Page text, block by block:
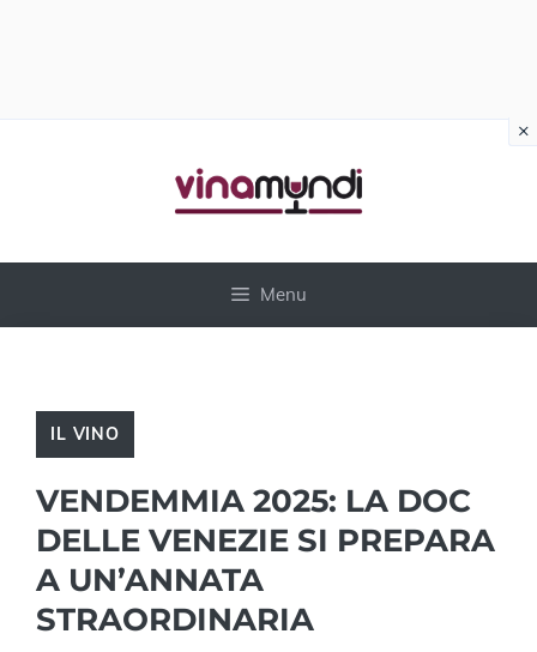
Menu
IL VINO
VENDEMMIA 2025: LA DOC
DELLE VENEZIE SI PREPARA
A UN’ANNATA
STRAORDINARIA
×